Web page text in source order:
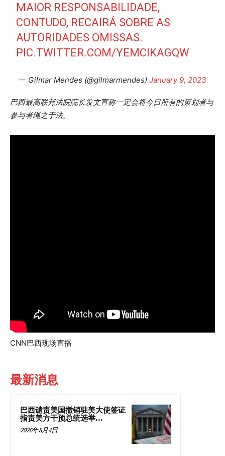
MAIOR RESPONSABILIDADE,
CONTUDO, RECAIRÁ SOBRE AS
AUTORIDADES OMISSAS.
PIC.TWITTER.COM/YEMCIKAGQW
— Gilmar Mendes (@gilmarmendes) January 9, 2023
巴西最高联邦法院院长发文宣称一定会将今日所有的策划者与
参与者绳之于法。
CNN巴西现场直播
最新消息
巴西谴责美国撤销驻美大使签证
指责美方干预总统选举...
2026年8月4日